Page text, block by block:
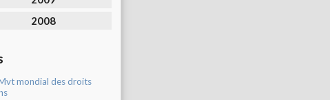
2008
mondial des droits